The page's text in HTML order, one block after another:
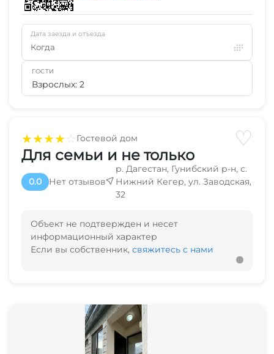
★★★★☆Гостевой дом ♡
Для семьи и не только
0.0 Нет отзывов
р. Дагестан, Гунибский р-н, с.
Нижний Кегер, ул. Заводская,
32
Объект не подтвержден и несет
информационный характер
Если вы собственник, свяжитесь с нами
Дата заезда и отъезда
Когда
ГОСТИ
Взрослых: 2